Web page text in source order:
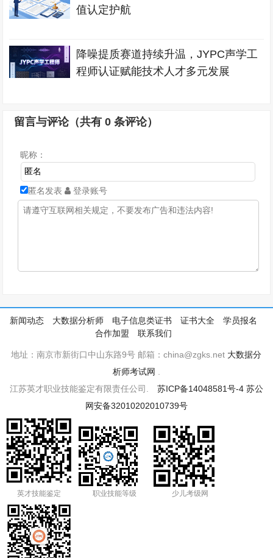
值认定护航
降噪提质赛道持续升温，JYPC声学工
程师认证赋能技术人才多元发展
留言与评论（共有0 条评论）
昵称：
匿名发表 登录账号
新闻动态 大数据分析师 电子信息类证书 证书大全
学员报名
合作加盟
联系我们
地址：南京市新街口中山东路9号 邮箱：china@zgks.net 大数据分
析师考试网
江苏英才职业技能鉴定有限责任公司. 苏ICP备14048581号-4 苏公
网安备32010202010739号
英才技能鉴定 职业技能等级 少儿考级网